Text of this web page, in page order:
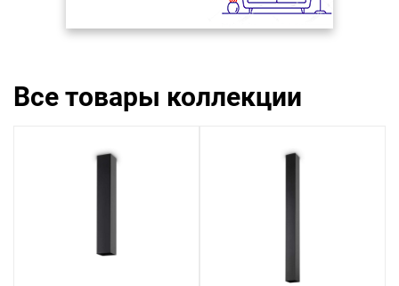
Все товары коллекции